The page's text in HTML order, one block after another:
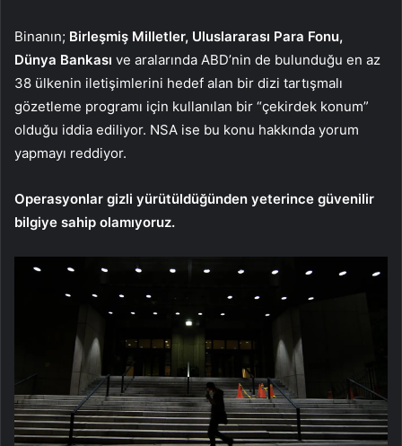
Binanın; Birleşmiş Milletler, Uluslararası Para Fonu,
Dünya Bankası ve aralarında ABD’nin de bulunduğu en az
38 ülkenin iletişimlerini hedef alan bir dizi tartışmalı
gözetleme programı için kullanılan bir “çekirdek konum”
olduğu iddia ediliyor. NSA ise bu konu hakkında yorum
yapmayı reddiyor.
Operasyonlar gizli yürütüldüğünden yeterince güvenilir
bilgiye sahip olamıyoruz.